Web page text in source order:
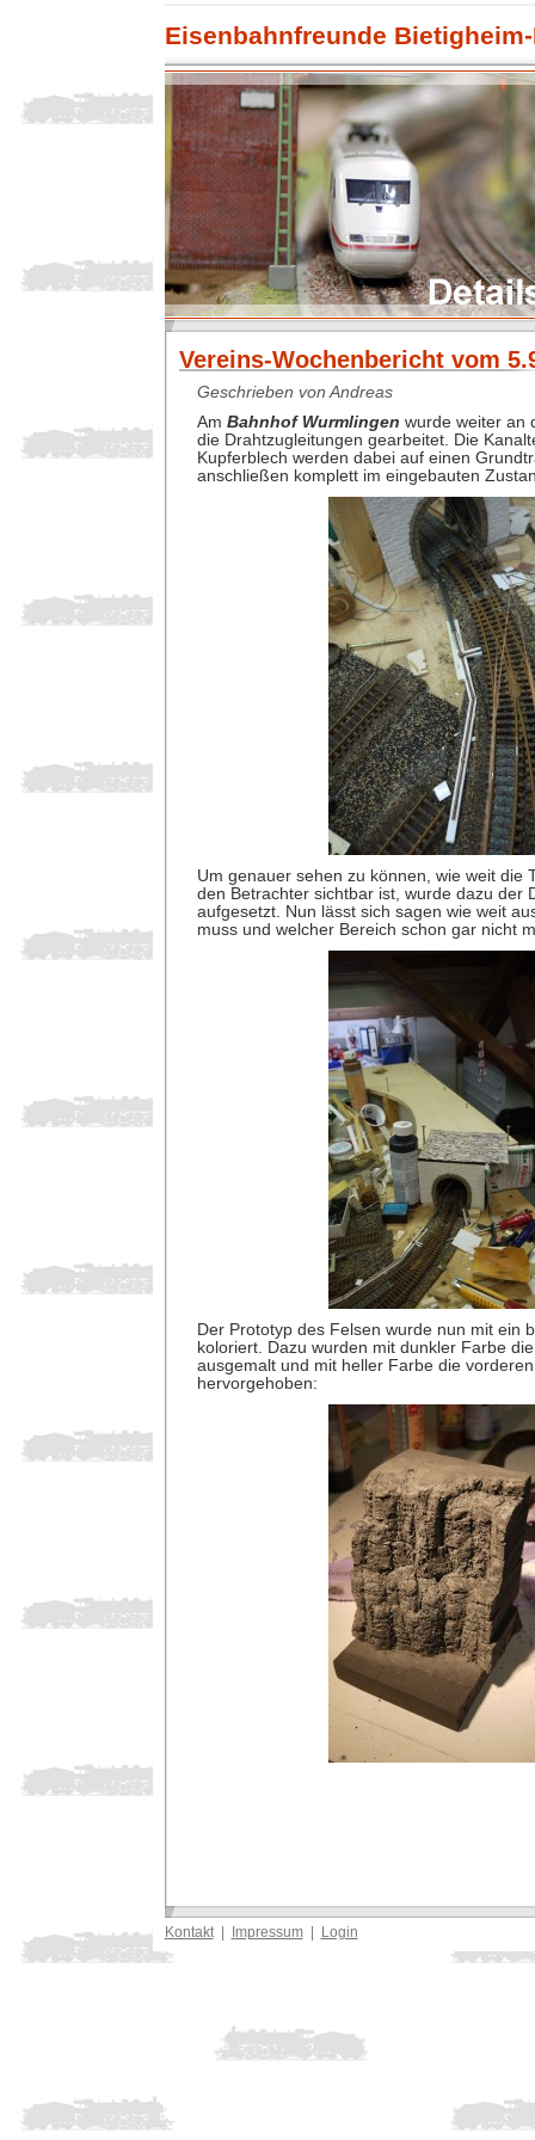
Eisenbahnfreunde
Vereins-Wochenbericht vom
Geschrieben von Andreas
Am Bahnhof Wurmlingen wurde weiter an
die Drahtzugleitungen gearbeitet. Die
Kupferblech werden dabei auf einen
anschließen komplett im eingebauten
Um genauer sehen zu können, wie weit die
den Betrachter sichtbar ist, wurde dazu der
aufgesetzt. Nun lässt sich sagen wie weit
muss und welcher Bereich schon gar nicht
Der Prototyp des Felsen wurde nun mit ein
koloriert. Dazu wurden mit dunkler Farbe
ausgemalt und mit heller Farbe die
hervorgehoben:
Kontakt| Impressum| Login